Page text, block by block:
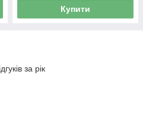
Купити
за рік